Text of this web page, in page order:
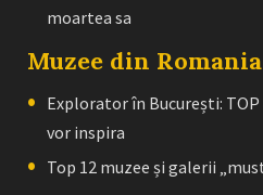
moartea sa
Muzee din Romania
Explorator în București:
vor inspira
Top 12 muzee și galerii